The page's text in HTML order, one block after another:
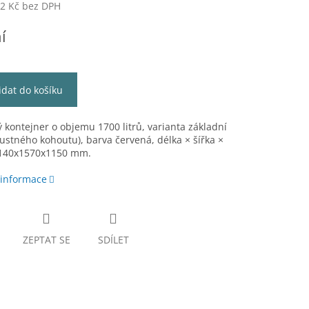
Kč bez DPH
do košíku
kontejner o objemu 1700 litrů, varianta základní
kohoutu), barva červená, délka × šířka ×
mm.
ZEPTAT SE SDÍLET